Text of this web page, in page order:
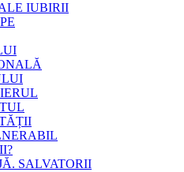
IUBIRII
SALVATORII